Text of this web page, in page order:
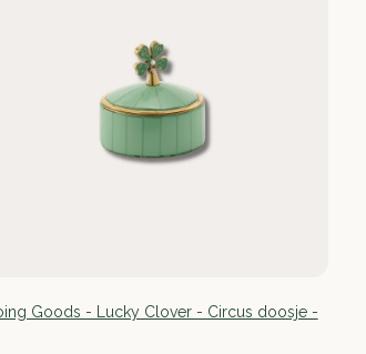
Goods - Lucky Clover - Circus doosje -